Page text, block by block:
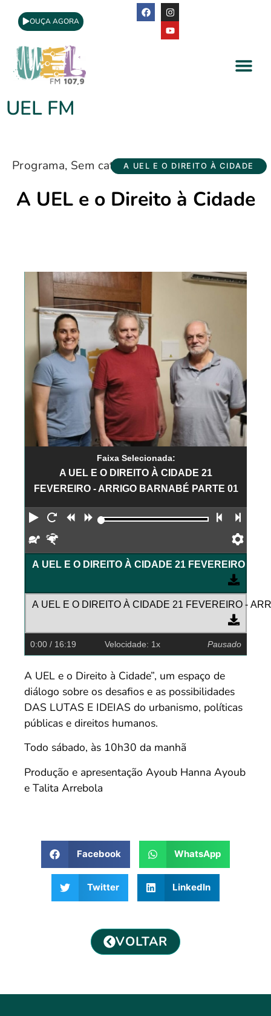
OUÇA AGORA
UEL FM
Programa, Sem categoriaA UEL E O DIREITO À CIDADE
A UEL e o Direito à Cidade
Faixa Selecionada:
A UEL E O DIREITO À CIDADE 21
FEVEREIRO - ARRIGO BARNABÉ PARTE 01
Reproduzir
Reiniciar
Retroceder
Avançar Faixa
Devagar
A UEL E O DIREITO À CIDADE 21 FEVEREIRO -
A UEL E O DIREITO À CIDADE 21 FEVEREIRO -
0:00 / 16:19 Velocidade: 1x Pausado
A UEL e o Direito à Cidade”, um espaço de
diálogo sobre os desafios e as possibilidades
DAS LUTAS E IDEIAS do urbanismo, políticas
públicas e direitos humanos.
Todo sábado, às 10h30 da manhã
Produção e apresentação Ayoub Hanna Ayoub
e Talita Arrebola
Facebook WhatsApp
Twitter LinkedIn
VOLTAR